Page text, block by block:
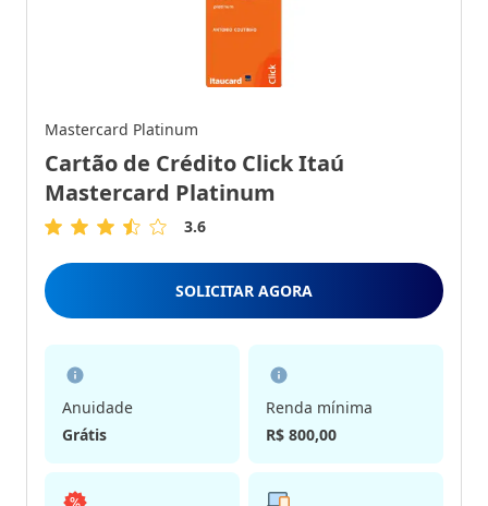
Mastercard Platinum
Cartão de Crédito Click Itaú
Mastercard Platinum
3.6
5
Estrelas
3.6
SOLICITAR AGORA
Anuidade
Grátis
Renda mínima
R$ 800,00